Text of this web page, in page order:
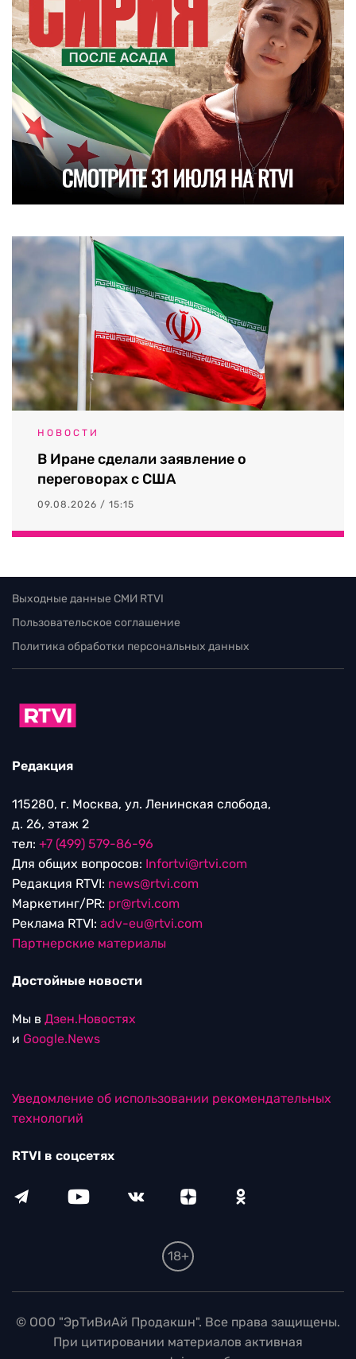
НОВОСТИ
В Иране сделали заявление о
переговорах с США
09.08.2026 / 15:15
Выходные данные СМИ RTVI
Пользовательское соглашение
Политика обработки персональных данных
Редакция
115280, г. Москва, ул. Ленинская слобода,
д. 26, этаж 2
тел: +7 (499) 579-86-96
Для общих вопросов: Infortvi@rtvi.com
Редакция RTVI: news@rtvi.com
Маркетинг/PR: pr@rtvi.com
Реклама RTVI: adv-eu@rtvi.com
Партнерские материалы
Достойные новости
Мы в Дзен.Новостях
и Google.News
Уведомление об использовании рекомендательных
технологий
RTVI в соцсетях
18+
© ООО "ЭрТиВиАй Продакшн". Все права защищены.
При цитировании материалов активная